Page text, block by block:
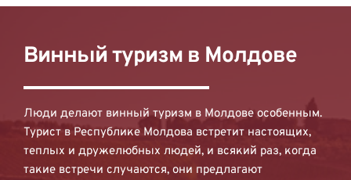
Винный туризм в Молдове
Люди делают винный туризм в Молдове особенным.
Турист в Республике Молдова встретит настоящих,
теплых и дружелюбных людей, и всякий раз, когда
такие встречи случаются, они предлагают